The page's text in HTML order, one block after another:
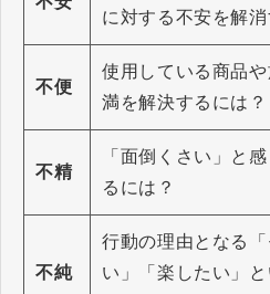
に対する不安を解消
不便
使用している商品
満を解決するには？
不精
「面倒くさい」と
るには？
不純
行動の理由となる
い」「楽したい」